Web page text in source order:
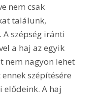
nem csak
találunk,
A szépség iránti
a haj az egyik
nem nagyon lehet
szépítésére
A haj